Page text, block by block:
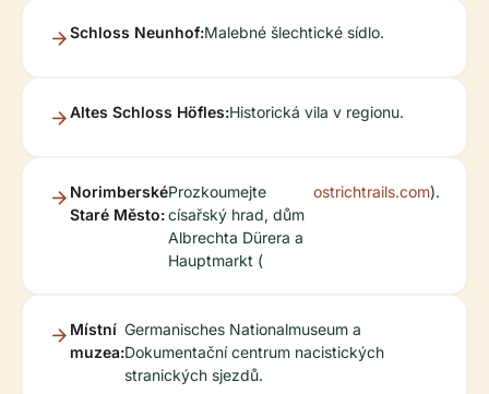
Schloss Neunhof:Malebné šlechtické sídlo.
Altes Schloss Höfles:Historická vila v regionu.
Norimberské
Staré Město:
Prozkoumejte
císařský hrad, dům
Albrechta Dürera a
Hauptmarkt (
ostrichtrails.com).
Místní
muzea:
Germanisches Nationalmuseum a
Dokumentační centrum nacistických
stranických sjezdů.